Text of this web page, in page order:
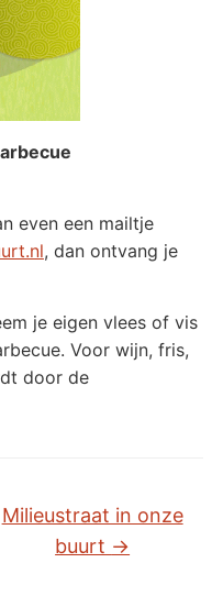
even een mailtje
, dan ontvang je
je eigen vlees of vis
Voor wijn, fris,
door de
Milieustraat in onze
buurt →